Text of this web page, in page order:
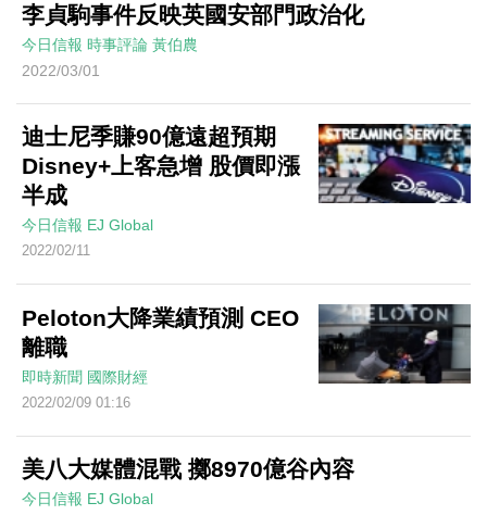
李貞駒事件反映英國安部門政治化
今日信報 時事評論 黃伯農
2022/03/01
迪士尼季賺90億遠超預期
Disney+上客急增 股價即漲
半成
今日信報 EJ Global
2022/02/11
Peloton大降業績預測 CEO
離職
即時新聞 國際財經
2022/02/09 01:16
美八大媒體混戰 擲8970億谷內容
今日信報 EJ Global